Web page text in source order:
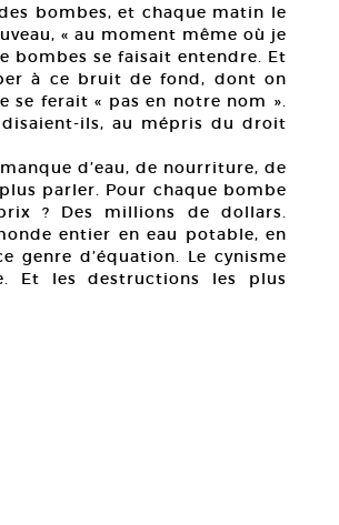
bombes, et chaque matin le
« au moment même où je
bombes se faisait entendre. Et
à ce bruit de fond, dont on
ferait « pas en notre nom ».
ils, au mépris du droit
d’eau, de nourriture, de
parler. Pour chaque bombe
? Des millions de dollars.
entier en eau potable, en
genre d’équation. Le cynisme
Et les destructions les plus